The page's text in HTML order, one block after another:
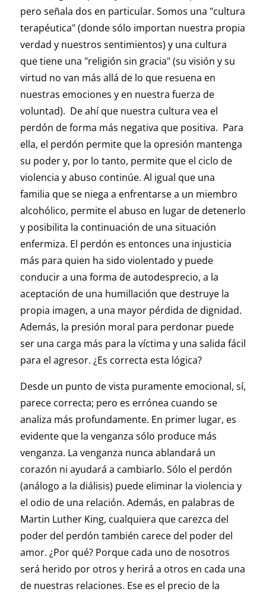
pero señala dos en particular. Somos una "cultura
terapéutica" (donde sólo importan nuestra propia
verdad y nuestros sentimientos) y una cultura
que tiene una "religión sin gracia" (su visión y su
virtud no van más allá de lo que resuena en
nuestras emociones y en nuestra fuerza de
voluntad). De ahí que nuestra cultura vea el
perdón de forma más negativa que positiva. Para
ella, el perdón permite que la opresión mantenga
su poder y, por lo tanto, permite que el ciclo de
violencia y abuso continúe. Al igual que una
familia que se niega a enfrentarse a un miembro
alcohólico, permite el abuso en lugar de detenerlo
y posibilita la continuación de una situación
enfermiza. El perdón es entonces una injusticia
más para quien ha sido violentado y puede
conducir a una forma de autodesprecio, a la
aceptación de una humillación que destruye la
propia imagen, a una mayor pérdida de dignidad.
Además, la presión moral para perdonar puede
ser una carga más para la víctima y una salida fácil
para el agresor. ¿Es correcta esta lógica?
Desde un punto de vista puramente emocional, sí,
parece correcta; pero es errónea cuando se
analiza más profundamente. En primer lugar, es
evidente que la venganza sólo produce más
venganza. La venganza nunca ablandará un
corazón ni ayudará a cambiarlo. Sólo el perdón
(análogo a la diálisis) puede eliminar la violencia y
el odio de una relación. Además, en palabras de
Martin Luther King, cualquiera que carezca del
poder del perdón también carece del poder del
amor. ¿Por qué? Porque cada uno de nosotros
será herido por otros y herirá a otros en cada una
de nuestras relaciones. Ese es el precio de la